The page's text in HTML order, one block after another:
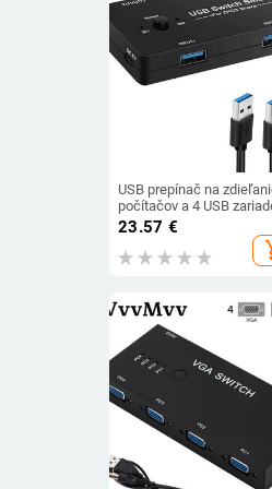
USB prepínač na
počítačov a 4 USB
USB KVM prepínač s
tlačidlom, 4-portový USB
23.57 €